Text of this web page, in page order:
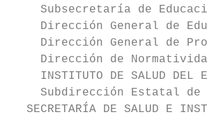
Subsecretaría de
Dirección General de
Dirección General de
Dirección de
INSTITUTO DE SALUD DEL
Subdirección Estatal de
SECRETARÍA DE SALUD E